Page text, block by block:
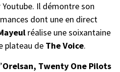
Il démontre son
dont une en direct
réalise une soixantaine
plateau de The Voice.
Orelsan, Twenty One Pilots